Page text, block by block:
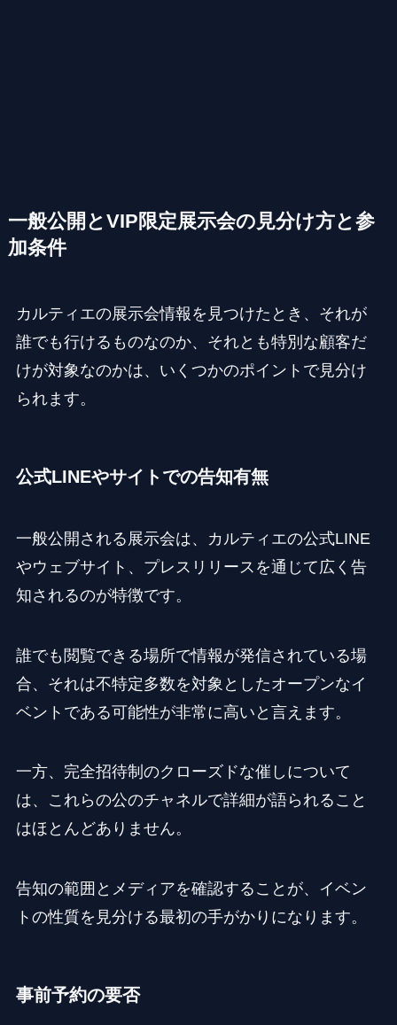
一般公開とVIP限定展示会の見分け方と参
加条件
カルティエの展示会情報を見つけたとき、それが
誰でも行けるものなのか、それとも特別な顧客だ
けが対象なのかは、いくつかのポイントで見分け
られます。
公式LINEやサイトでの告知有無
一般公開される展示会は、カルティエの公式LINE
やウェブサイト、プレスリリースを通じて広く告
知されるのが特徴です。
誰でも閲覧できる場所で情報が発信されている場
合、それは不特定多数を対象としたオープンなイ
ベントである可能性が非常に高いと言えます。
一方、完全招待制のクローズドな催しについて
は、これらの公のチャネルで詳細が語られること
はほとんどありません。
告知の範囲とメディアを確認することが、イベン
トの性質を見分ける最初の手がかりになります。
事前予約の要否